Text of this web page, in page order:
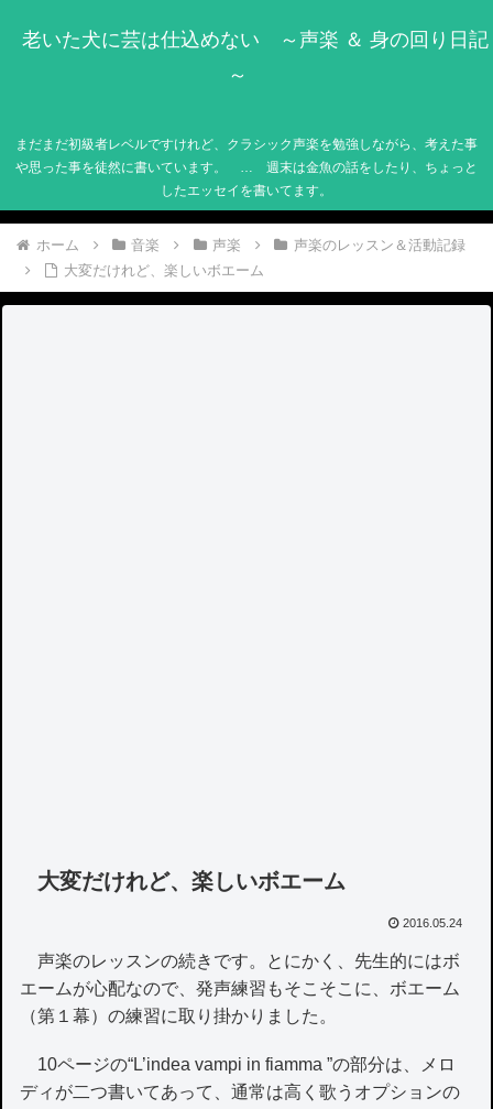
老いた犬に芸は仕込めない ～声楽 ＆ 身の回り日記
～
まだまだ初級者レベルですけれど、クラシック声楽を勉強しながら、考えた事
や思った事を徒然に書いています。 … 週末は金魚の話をしたり、ちょっと
したエッセイを書いてます。
ホーム 音楽 声楽
声楽のレッスン＆活動記録
大変だけれど、楽しいボエーム
大変だけれど、楽しいボエーム
2016.05.24
声楽のレッスンの続きです。とにかく、先生的にはボ
エームが心配なので、発声練習もそこそこに、ボエーム
（第１幕）の練習に取り掛かりました。
10ページの“L’indea vampi in fiamma ”の部分は、メロ
ディが二つ書いてあって、通常は高く歌うオプションの